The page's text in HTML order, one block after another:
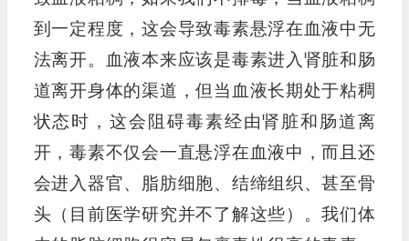
到一定程度，这会导致毒素悬浮在血液中无
法离开。血液本来应该是毒素进入肾脏和肠
道离开身体的渠道，但当血液长期处于粘稠
状态时，这会阻碍毒素经由肾脏和肠道离
开，毒素不仅会一直悬浮在血液中，而且还
会进入器官、脂肪细胞、结缔组织、甚至骨
头（目前医学研究并不了解这些）。我们体